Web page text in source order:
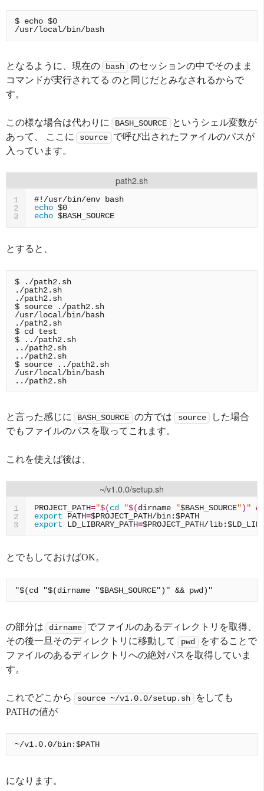
$ echo $0
となるように、現在の bash のセッションの中でそのまま
コマンドが実行されてる のと同じだとみなされるからで
す。
この様な場合は代わりに BASH_SOURCE
というシェル変数が
あって、 ここに
source
で呼び出されたファイルのパスが
入っています。
path2.sh
1
2
3
#!/usr/bin/env bash
echo $0
echo $BASH_SOURCE
とすると、
$ ./path2.sh
./path2.sh
./path2.sh
$ source ./path2.sh
/usr/local/bin/bash
./path2.sh
$ cd test
$ ../path2.sh
../path2.sh
../path2.sh
$ source ../path2.sh
/usr/local/bin/bash
と言った感じに BASH_SOURCE の方では source
した場合
でもファイルのパスを取ってこれます。
これを使えば後は、
~/v1.0.0/setup.sh
1
2
3
PROJECT_PATH="$(cd "$(dirname "$BASH_SOURCE") "
export
PATH=$PROJECT_PATH/bin:$PATH
export
LD_LIBRARY_PATH=$PROJECT_PATH/lib:
とでもしておけばOK。
の部分は dirname
でファイルのあるディレクトリを取得、
その後一旦そのディレクトリに移動して
pwd
をすることで
ファイルのあるディレクトリへの絶対パスを取得していま
す。
これでどこから source ~/v1.0.0/setup.sh
をしても
PATHの値が
になります。